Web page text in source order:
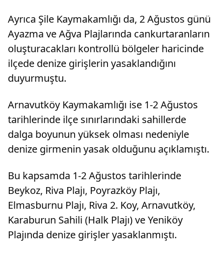
Ayrıca Şile Kaymakamlığı da, 2 Ağustos günü
Ayazma ve Ağva Plajlarında cankurtaranların
oluşturacakları kontrollü bölgeler haricinde
ilçede denize girişlerin yasaklandığını
duyurmuştu.
Arnavutköy Kaymakamlığı ise 1-2 Ağustos
tarihlerinde ilçe sınırlarındaki sahillerde
dalga boyunun yüksek olması nedeniyle
denize girmenin yasak olduğunu açıklamıştı.
Bu kapsamda 1-2 Ağustos tarihlerinde
Beykoz, Riva Plajı, Poyrazköy Plajı,
Elmasburnu Plajı, Riva 2. Koy, Arnavutköy,
Karaburun Sahili (Halk Plajı) ve Yeniköy
Plajında denize girişler yasaklanmıştı.